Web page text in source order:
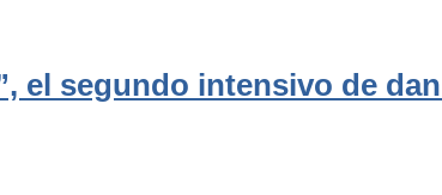
el segundo intensivo de